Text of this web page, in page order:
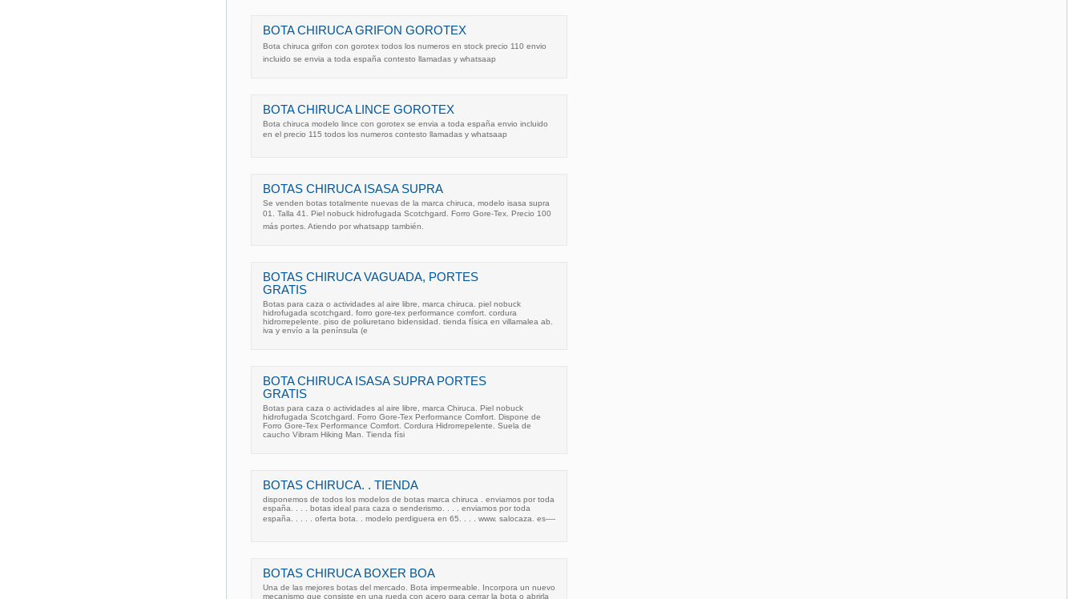
BOTA CHIRUCA GRIFON GOROTEX
Bota chiruca grifon con gorotex todos los numeros en stock precio 110 envio
incluido se envia a toda españa contesto llamadas y whatsaap
BOTA CHIRUCA LINCE GOROTEX
Bota chiruca modelo lince con gorotex se envia a toda españa envio incluido
en el precio 115 todos los numeros contesto llamadas y whatsaap
BOTAS CHIRUCA ISASA SUPRA
Se venden botas totalmente nuevas de la marca chiruca, modelo isasa supra
01. Talla 41. Piel nobuck hidrofugada Scotchgard. Forro Gore-Tex. Precio 100
más portes. Atiendo por whatsapp también.
BOTAS CHIRUCA VAGUADA, PORTES
GRATIS
Botas para caza o actividades al aire libre, marca chiruca. piel nobuck
hidrofugada scotchgard. forro gore-tex performance comfort. cordura
hidrorrepelente. piso de poliuretano bidensidad. tienda física en villamalea ab.
iva y envío a la península (e
BOTA CHIRUCA ISASA SUPRA PORTES
GRATIS
Botas para caza o actividades al aire libre, marca Chiruca. Piel nobuck
hidrofugada Scotchgard. Forro Gore-Tex Performance Comfort. Dispone de
Forro Gore-Tex Performance Comfort. Cordura Hidrorrepelente. Suela de
caucho Vibram Hiking Man. Tienda físi
BOTAS CHIRUCA. . TIENDA
disponemos de todos los modelos de botas marca chiruca . enviamos por toda
españa. . . . botas ideal para caza o senderismo. . . . enviamos por toda
españa. . . . . oferta bota. . modelo perdiguera en 65. . . . www. salocaza. es----
BOTAS CHIRUCA BOXER BOA
Una de las mejores botas del mercado. Bota impermeable. Incorpora un nuevo
mecanismo que consiste en una rueda con acero para cerrar la bota o abrirla